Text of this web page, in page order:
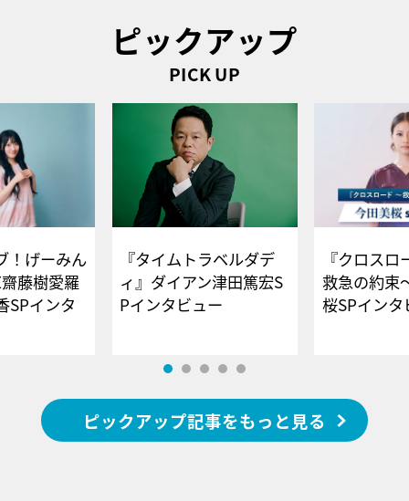
ピックアップ
PICK UP
！げーみん
藤樹愛羅
SPインタ
『タイムトラベルダデ
ィ』ダイアン津田篤宏S
Pインタビュー
『クロス
救急の約束
桜SPイ
ピックアップ記事をもっと見る